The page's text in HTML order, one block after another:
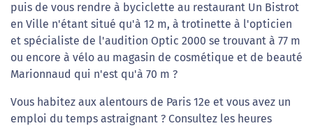
puis de vous rendre à byciclette au restaurant Un Bistrot
en Ville n'étant situé qu'à 12 m, à trotinette à l'opticien
et spécialiste de l'audition Optic 2000 se trouvant à 77 m
ou encore à vélo au magasin de cosmétique et de beauté
Marionnaud qui n'est qu'à 70 m ?
Vous habitez aux alentours de Paris 12e et vous avez un
emploi du temps astraignant ? Consultez les heures